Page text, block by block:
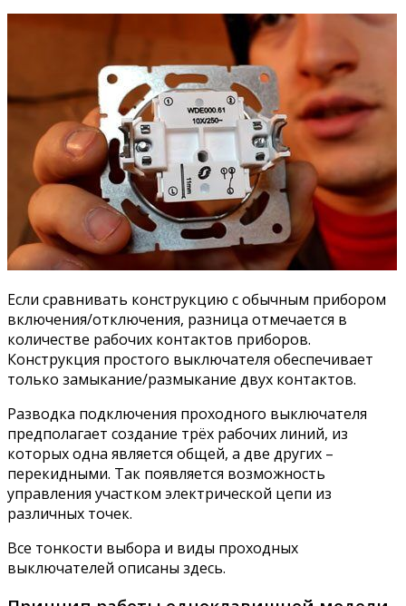
Если сравнивать конструкцию с обычным прибором
включения/отключения, разница отмечается в
количестве рабочих контактов приборов.
Конструкция простого выключателя обеспечивает
только замыкание/размыкание двух контактов.
Разводка подключения проходного выключателя
предполагает создание трёх рабочих линий, из
которых одна является общей, а две других –
перекидными. Так появляется возможность
управления участком электрической цепи из
различных точек.
Все тонкости выбора и виды проходных
выключателей описаны здесь.